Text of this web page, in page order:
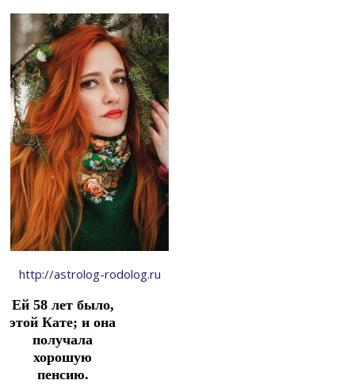
http://astrolog-rodolog.ru
Ей 58 лет было,
этой Кате; и она
получала
хорошую
пенсию.